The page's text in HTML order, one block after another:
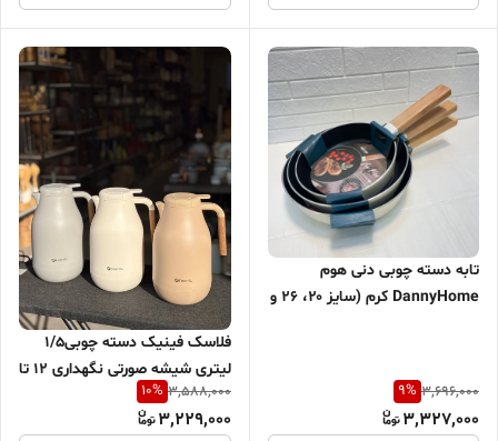
تابه دسته چوبی دنی هوم
DannyHome کرم (سایز ۲۰، ۲۶ و
3,696,000
9%
3,327,000
فلاسک فینیک دسته چوبی۱/۵
لیتری شیشه صورتی نگهداری ۱۲ تا
۱۶ ساعت
3,588,000
10%
3,229,000